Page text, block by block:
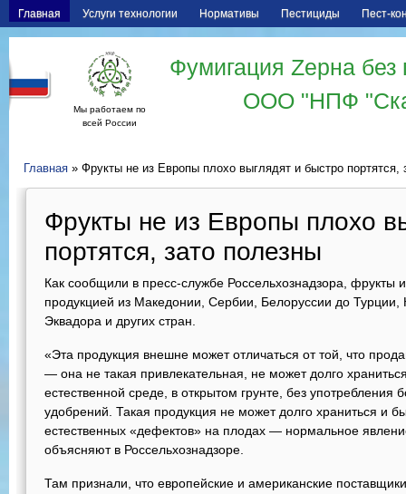
Главная Услуги технологии Нормативы Пестициды Пест-
Мы работаем по
всей России
Фумигация Zерна
ООО "НПФ
Главная » Фрукты не из Европы плохо выглядят и быстро портятся,
Фрукты не из Европы плохо
портятся, зато полезны
Как сообщили в пресс-службе Россельхознадзора,
продукцией из Македонии, Сербии, Белоруссии до
Эквадора и других стран.
«Эта продукция внешне может отличаться от той, что
— она не такая привлекательная, не может долго
естественной среде, в открытом грунте, без употребления
удобрений. Такая продукция не может долго храниться и
естественных «дефектов» на плодах — нормальное
объясняют в Россельхознадзоре.
Там признали, что европейские и американские